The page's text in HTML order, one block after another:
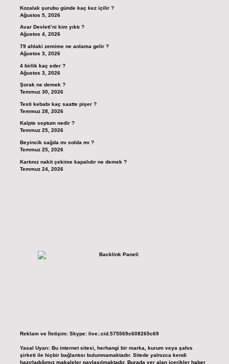
Kozalak şurubu günde kaç kez içilir ?
Ağustos 5, 2026
Avar Devleti’ni kim yıktı ?
Ağustos 4, 2026
79 ahlaki zemime ne anlama gelir ?
Ağustos 3, 2026
4 birlik kaç eder ?
Ağustos 3, 2026
Şorak ne demek ?
Temmuz 30, 2026
Testi kebabı kaç saatte pişer ?
Temmuz 28, 2026
Kalpte septum nedir ?
Temmuz 25, 2026
Beyincik sağda mı solda mı ?
Temmuz 25, 2026
Kartınız nakit çekime kapalıdır ne demek ?
Temmuz 24, 2026
Reklam ve İletişim: Skype: live:.cid.575569c608265c69
Yasal Uyarı: Bu internet sitesi, herhangi bir marka, kurum veya şahıs
şirketi ile hiçbir bağlantısı bulunmamaktadır. Sitede yalnızca kendi
hazırladığımız makaleler paylaşılmaktadır. Burada yer alan içerikler haber